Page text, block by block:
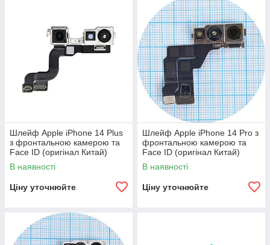
Шлейф Apple iPhone 14 Plus
з фронтальною камерою та
Face ID (оригінал Китай)
В наявності
Ціну уточнюйте
Шлейф Apple iPhone 14 Pro з
фронтальною камерою та
Face ID (оригінал Китай)
В наявності
Ціну уточнюйте